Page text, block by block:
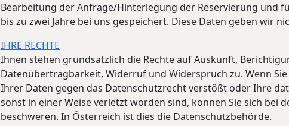
Bearbeitung der Anfrage/Hinterlegung der Reservierung und
bis zu zwei Jahre bei uns gespeichert. Diese Daten geben wir
IHRE RECHTE
Ihnen stehen grundsätzlich die Rechte auf Auskunft,
Datenübertragbarkeit, Widerruf und Widerspruch zu. Wenn
Ihrer Daten gegen das Datenschutzrecht verstößt oder Ihre
sonst in einer Weise verletzt worden sind, können Sie sich bei
beschweren. In Österreich ist dies die Datenschutzbehörde.